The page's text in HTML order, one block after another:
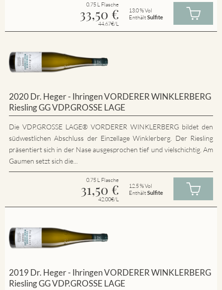
0.75 L Flasche
33,50 €
44.67€/L
13.0 % Vol
EnthältSulfite
2020 Dr. Heger - Ihringen VORDERER WINKLERBERG
Riesling GG VDP.GROSSE LAGE
Die VDP.GROSSE LAGE® VORDERER WINKLERBERG bildet den
südwestlichen Abschluss der Einzellage Winklerberg. Der Riesling
präsentiert sich in der Nase ausgesprochen tief und vielschichtig. Am
Gaumen setzt sich die...
0.75 L Flasche
31,50 €
42.00€/L
12.5 % Vol
EnthältSulfite
2019 Dr. Heger - Ihringen VORDERER WINKLERBERG
Riesling GG VDP.GROSSE LAGE